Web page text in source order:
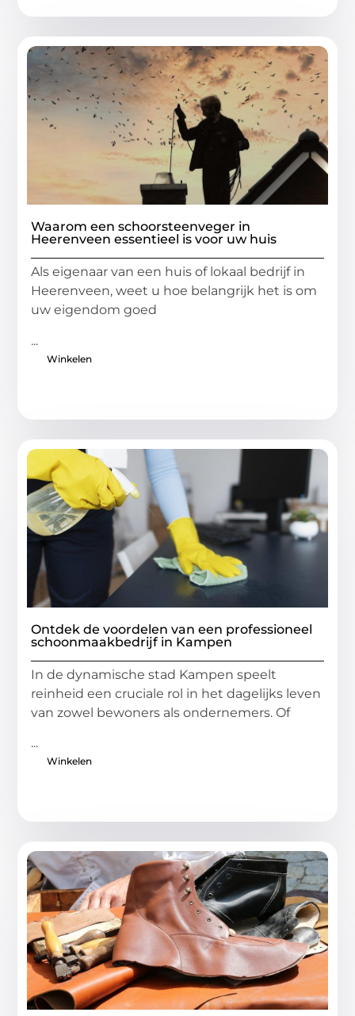
Waarom een schoorsteenveger in
Heerenveen essentieel is voor uw huis
Als eigenaar van een huis of lokaal bedrijf in
Heerenveen, weet u hoe belangrijk het is om
uw eigendom goed
...
Winkelen
Ontdek de voordelen van een professioneel
schoonmaakbedrijf in Kampen
In de dynamische stad Kampen speelt
reinheid een cruciale rol in het dagelijks leven
van zowel bewoners als ondernemers. Of
...
Winkelen